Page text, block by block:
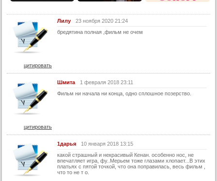
Лилу
23 ноября 2020 21:24
бредятина полная ,фильм не очем
цитировать
Шмита
1 февраля 2018 23:11
Фильм ни начала ни конца, одно сплошное позерство.
цитировать
1дарья
10 января 2018 13:15
какой страшный и некрасивый Кенан. особенно нос, не
впечатляет игра, фу..Мерьем тоже глазами хлопает...В этих
платьях с пятой точкой, что она поправилась, весь фильм ,
что то не т о.